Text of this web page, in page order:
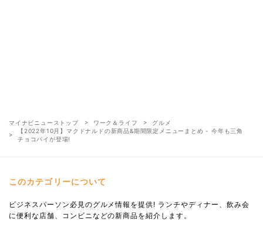
マイナビニューストップ ワーク＆ライフ
グルメ
【2022年10月】マクドナルドの新商品&期間限定メニューまとめ - 今年も三角
チョコパイが登場!
このカテゴリーについて
ビジネスパーソン必見のグルメ情報を提供! ランチやディナー、飲み会
に便利な店舗、コンビニなどの新商品を紹介します。